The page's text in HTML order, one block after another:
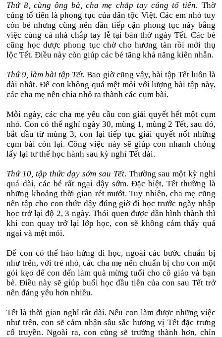
Thứ 8, cùng ông bà, cha mẹ chắp tay cúng tổ tiên. Thờ
cúng tổ tiên là phong tục của dân tộc Việt. Các em nhỏ tuy
còn bé nhưng cũng nên dần tiếp cận phong tục này bằng
việc cùng cả nhà chắp tay lễ tại bàn thờ ngày Tết. Các bé
cũng học được phong tục chờ cho hương tàn rồi mới thụ
lộc Tết. Điều này còn giúp các bé tăng khả năng kiên nhẫn.
Thứ 9, làm bài tập Tết. Bao giờ cũng vậy, bài tập Tết luôn là
dài nhất. Để con không quá mệt mỏi với lượng bài tập này,
các cha mẹ nên chia nhỏ ra thành các cụm bài.
Mỗi ngày, các cha mẹ yêu cầu con giải quyết hết một cụm
nhỏ. Con có thể nghỉ ngày 30, mùng 1, mùng 2 Tết, sau đó,
bắt đầu từ mùng 3, con lại tiếp tục giải quyết nốt những
cụm bài còn lại. Công việc này sẽ giúp con nhanh chóng
lấy lại tư thế học hành sau kỳ nghỉ Tết dài.
Thứ 10, tập thức dạy sớm sau Tết. Thường sau một kỳ nghỉ
quá dài, các bé rất ngại dậy sớm. Đặc biệt, Tết thường là
những khoảng thời gian rét mướt. Tuy nhiên, cha mẹ cũng
nên tập cho con thức dậy đúng giờ đi học trước ngày nhập
học trở lại độ 2, 3 ngày. Thói quen được dần hình thành thì
khi con quay trở lại lớp học, con sẽ không cảm thấy quá
ngại và mệt mỏi.
Để con có thể hào hứng đi học, ngoài các bước chuẩn bị
như trên, với trẻ nhỏ, các cha mẹ nên chuẩn bị cho con một
gói kẹo để con đến làm quà mừng tuổi cho cô giáo và bạn
bè. Điều này sẽ giúp buổi học đầu tiên của con sau Tết trở
nên đáng yêu hơn nhiều.
Tết là thời gian nghỉ rất dài. Nếu con làm được những việc
như trên, con sẽ cảm nhận sâu sắc hương vị Tết đặc trưng
cổ truyền. Ngoài ra, con cũng sẽ trưởng thành hơn, chỉn